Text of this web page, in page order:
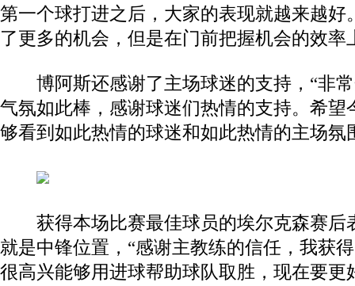
第一个球打进之后，大家的表现就越来越好
了更多的机会，但是在门前把握机会的效率
博阿斯还感谢了主场球迷的支持，“非常
气氛如此棒，感谢球迷们热情的支持。希望
够看到如此热情的球迷和如此热情的主场氛
获得本场比赛最佳球员的埃尔克森赛后
就是中锋位置，“感谢主教练的信任，我获
很高兴能够用进球帮助球队取胜，现在要更